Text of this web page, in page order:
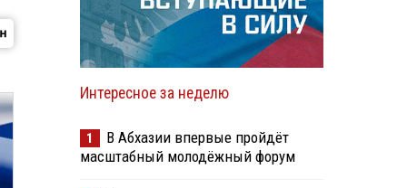
Интересное за неделю
1
В Абхазии впервые пройдёт
масштабный молодёжный форум